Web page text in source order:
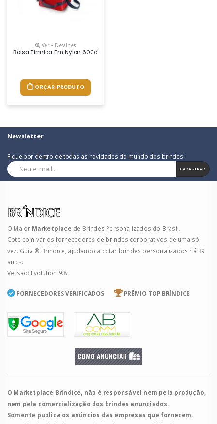
Ver + Detalhes
Bolsa Tirmica Em Nylon 600d Personalizada
ORÇAR PRODUTO
Newsletter
Fique por dentro de todas as novidades do mundo dos brindes!
CADASTRAR
O Maior Marketplace de Brindes Personalizados do Brasil.
Cote com vários fornecedores de brindes corporativos de uma só
vez. Guia ® Bríndice, ajudando a cotar brindes personalizados há 39
anos.
Versão: Evolution 9.8
FORNECEDORES VERIFICADOS PRÊMIO TOP BRÍNDICE
O Marketplace Bríndice, não é responsável nem pela produção,
nem pela comercialização dos brindes anunciados.
Somente publica os anúncios das empresas que fornecem.